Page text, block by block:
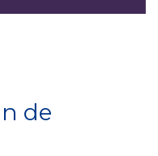
de